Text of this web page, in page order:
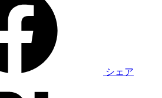
シェア